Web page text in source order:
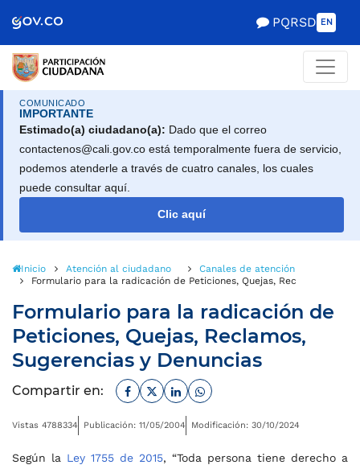
de Gobierno
PQRSD EN
COMUNICADO
IMPORTANTE
Estimado(a) ciudadano(a): Dado que el correo
contactenos@cali.gov.co está temporalmente fuera de servicio,
podemos atenderle a través de cuatro canales, los cuales
puede consultar aquí.
Clic aquí
Inicio Atención al ciudadano
Canales de atención
Formulario para la radicación de Peticiones, Quejas, Reclamos,
Formulario para la radicación de
Peticiones, Quejas, Reclamos,
Sugerencias y Denuncias
Compartir en: Facebook
TwitterLinkedinWhatsapp
Vistas 4788334 Publicación: 11/05/2004 Modificación: 30/10/2024
Según la Ley 1755 de 2015, “Toda persona tiene derecho a